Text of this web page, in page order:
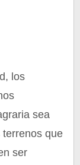
los
sea
que
ser